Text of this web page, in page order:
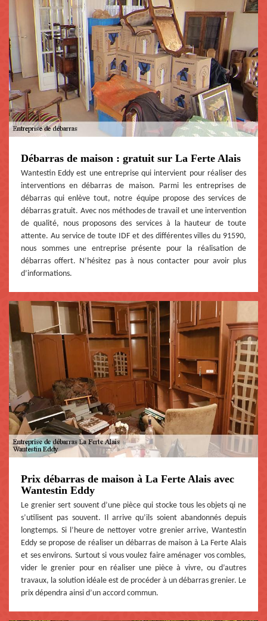
Débarras de maison : gratuit sur La Ferte Alais
Wantestin Eddy est une entreprise qui intervient pour réaliser des
interventions en débarras de maison. Parmi les entreprises de
débarras qui enlève tout, notre équipe propose des services de
débarras gratuit. Avec nos méthodes de travail et une intervention
de qualité, nous proposons des services à la hauteur de toute
attente. Au service de toute IDF et des différentes villes du 91590,
nous sommes une entreprise présente pour la réalisation de
débarras offert. N’hésitez pas à nous contacter pour avoir plus
d’informations.
Prix débarras de maison à La Ferte Alais avec
Wantestin Eddy
Le grenier sert souvent d’une pièce qui stocke tous les objets qi ne
s’utilisent pas souvent. Il arrive qu’ils soient abandonnés depuis
longtemps. Si l’heure de nettoyer votre grenier arrive, Wantestin
Eddy se propose de réaliser un débarras de maison à La Ferte Alais
et ses environs. Surtout si vous voulez faire aménager vos combles,
vider le grenier pour en réaliser une pièce à vivre, ou d’autres
travaux, la solution idéale est de procéder à un débarras grenier. Le
prix dépendra ainsi d’un accord commun.